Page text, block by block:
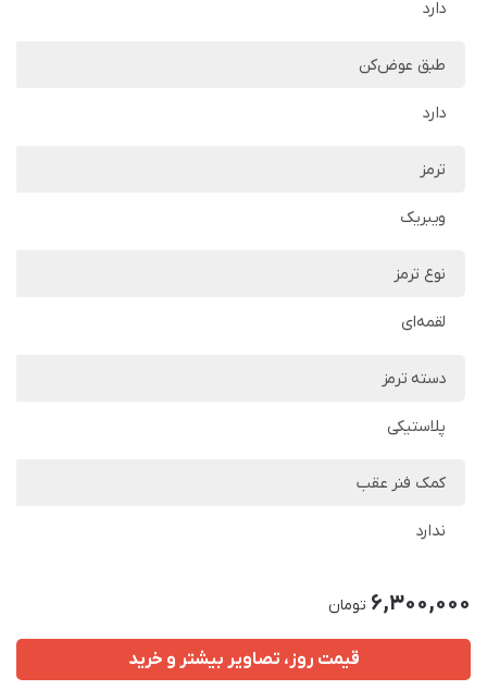
دارد
طبق عوض‌کن
دارد
ترمز
ویبریک
نوع ترمز
لقمه‌ای
دسته ترمز
پلاستیکی
کمک فنر عقب
ندارد
6,300,000 تومان
قیمت روز، تصاویر بیشتر و خرید